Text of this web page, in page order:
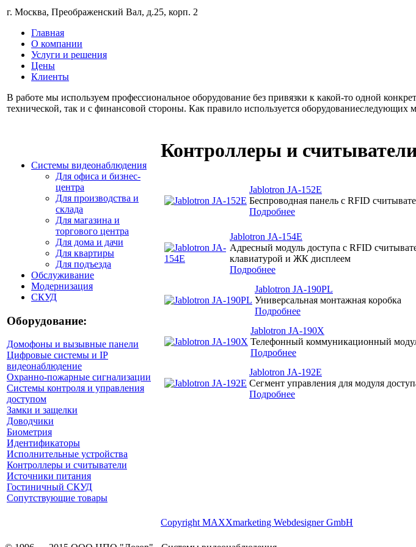
г. Москва, Преображенский Вал, д.25, корп. 2
Главная
О компании
Услуги и решения
Цены
Клиенты
В работе мы используем профессиональное оборудование без привязки к какой-то одной
технической, так и с финансовой стороны. Как правило используется
Системы видеонаблюдения
Для офиса и бизнес-
центра
Для производства и
склада
Для магазина и
торгового центра
Для дома и дачи
Для квартиры
Для подъезда
Обслуживание
Модернизация
СКУД
Оборудование:
Домофоны и вызывные панели
Цифровые системы и IP
видеонаблюдение
Охранно-пожарные сигнализации
Системы контроля и управления
доступом
Замки и защелки
Доводчики
Биометрия
Идентификаторы
Исполнительные устройства
Контроллеры и считыватели
Источники питания
Гостиничный СКУД
Сопутствующие товары
Контроллеры и
Jablotron JA-152E
Беспроводная панель с RFID
Подробнее
Jablotron JA-154E
Адресный модуль доступа с RFID
клавиатурой и ЖК дисплеем
Подробнее
Jablotron JA-190PL
Универсальная монтажная коробка
Подробнее
Jablotron JA-190X
Телефонный коммуникационный
Подробнее
Jablotron JA-192E
Сегмент управления для модуля
Подробнее
Copyright MAXXmarketing Webdesigner GmbH